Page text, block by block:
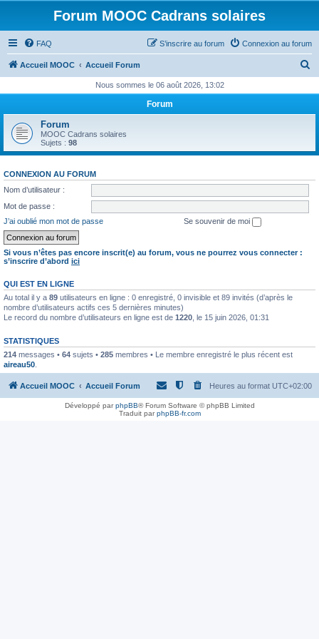
Forum MOOC Cadrans solaires
FAQ Connexion au forum
S’inscrire au forum
Accueil MOOC Accueil Forum
h
r
Nous sommes le 06 août 2026, 13:02
Forum
Forum
MOOC Cadrans solaires
Sujets : 98
CONNEXION AU FORUM
Nom d’utilisateur :
Mot de passe :
J’ai oublié mon mot de passe
Se souvenir de moi
Si vous n’êtes pas encore inscrit(e) au forum, vous ne pourrez vous connecter :
s’inscrire d’abord ici
QUI EST EN LIGNE
Au total il y a 89 utilisateurs en ligne : 0 enregistré, 0 invisible et 89 invités (d’après le
nombre d’utilisateurs actifs ces 5 dernières minutes)
Le record du nombre d’utilisateurs en ligne est de 1220 , le 15 juin 2026, 01:31
STATISTIQUES
214 messages • 64 sujets • 285 membres • Le membre enregistré le plus récent est
aireau50
Accueil MOOC Accueil Forum Heures au format UTC+02:00
Développé parphpBB® Forum Software © phpBB Limited
Traduit parphpBB-fr.com